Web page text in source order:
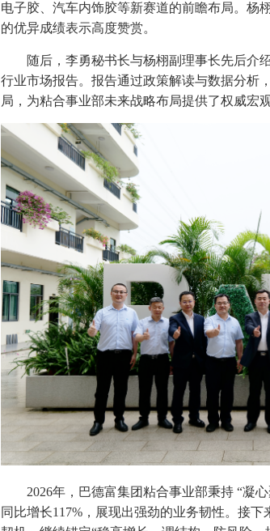
电子胶、汽车内饰胶等新赛道的前瞻布局。杨
的优异成绩表示高度赞赏。
随后，李勇秘书长与杨栩副理事长先后介
行业市场报告。报告通过政策解读与数据分析
局，为粘合事业部未来战略布局提供了权威宏
2026年，巴德富集团粘合事业部秉持 “凝
同比增长117%，展现出强劲的业务韧性。接